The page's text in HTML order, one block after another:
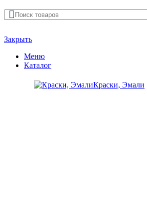
Закрыть
Меню
Каталог
Краски, Эмали